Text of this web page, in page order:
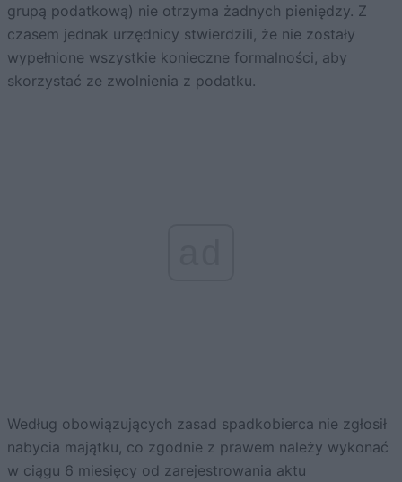
grupą podatkową) nie otrzyma żadnych pieniędzy. Z
czasem jednak urzędnicy stwierdzili, że nie zostały
wypełnione wszystkie konieczne formalności, aby
skorzystać ze zwolnienia z podatku.
Według obowiązujących zasad spadkobierca nie zgłosił
nabycia majątku, co zgodnie z prawem należy wykonać
w ciągu 6 miesięcy od zarejestrowania aktu